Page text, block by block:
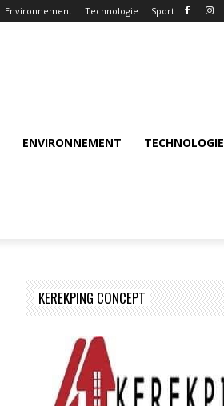
Environnement Technologie Sport
ENVIRONNEMENT TECHNOLOGIE
KEREKPING CONCEPT